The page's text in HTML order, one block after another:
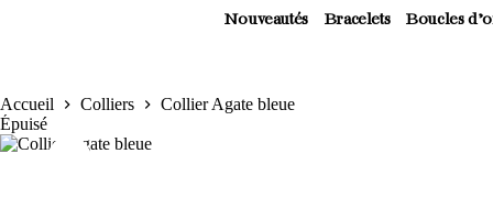
Nouveautés Bracelets Boucles
Accueil Colliers
Collier Agate bleue
Épuisé